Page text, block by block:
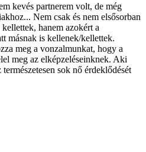
kevés partnerem volt, de még
Nem csak és nem elsősorban
hanem azokért a
másnak is kellenek/kellettek.
meg a vonzalmunkat, hogy a
meg az elképzeléseinknek. Aki
sok nő érdeklődését